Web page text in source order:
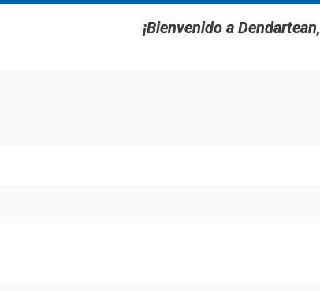
¡Bienvenido a Dendartean,